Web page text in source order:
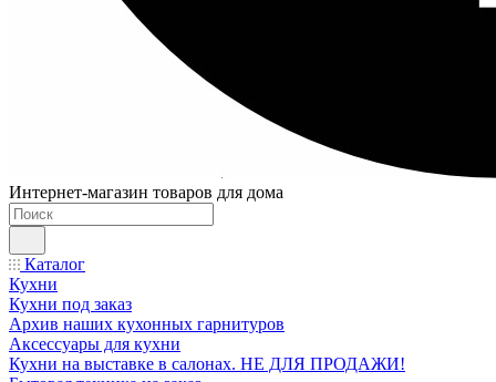
Интернет-магазин товаров для дома
Каталог
Кухни
Кухни под заказ
Архив наших кухонных гарнитуров
Аксессуары для кухни
Кухни на выставке в салонах. НЕ ДЛЯ ПРОДАЖИ!